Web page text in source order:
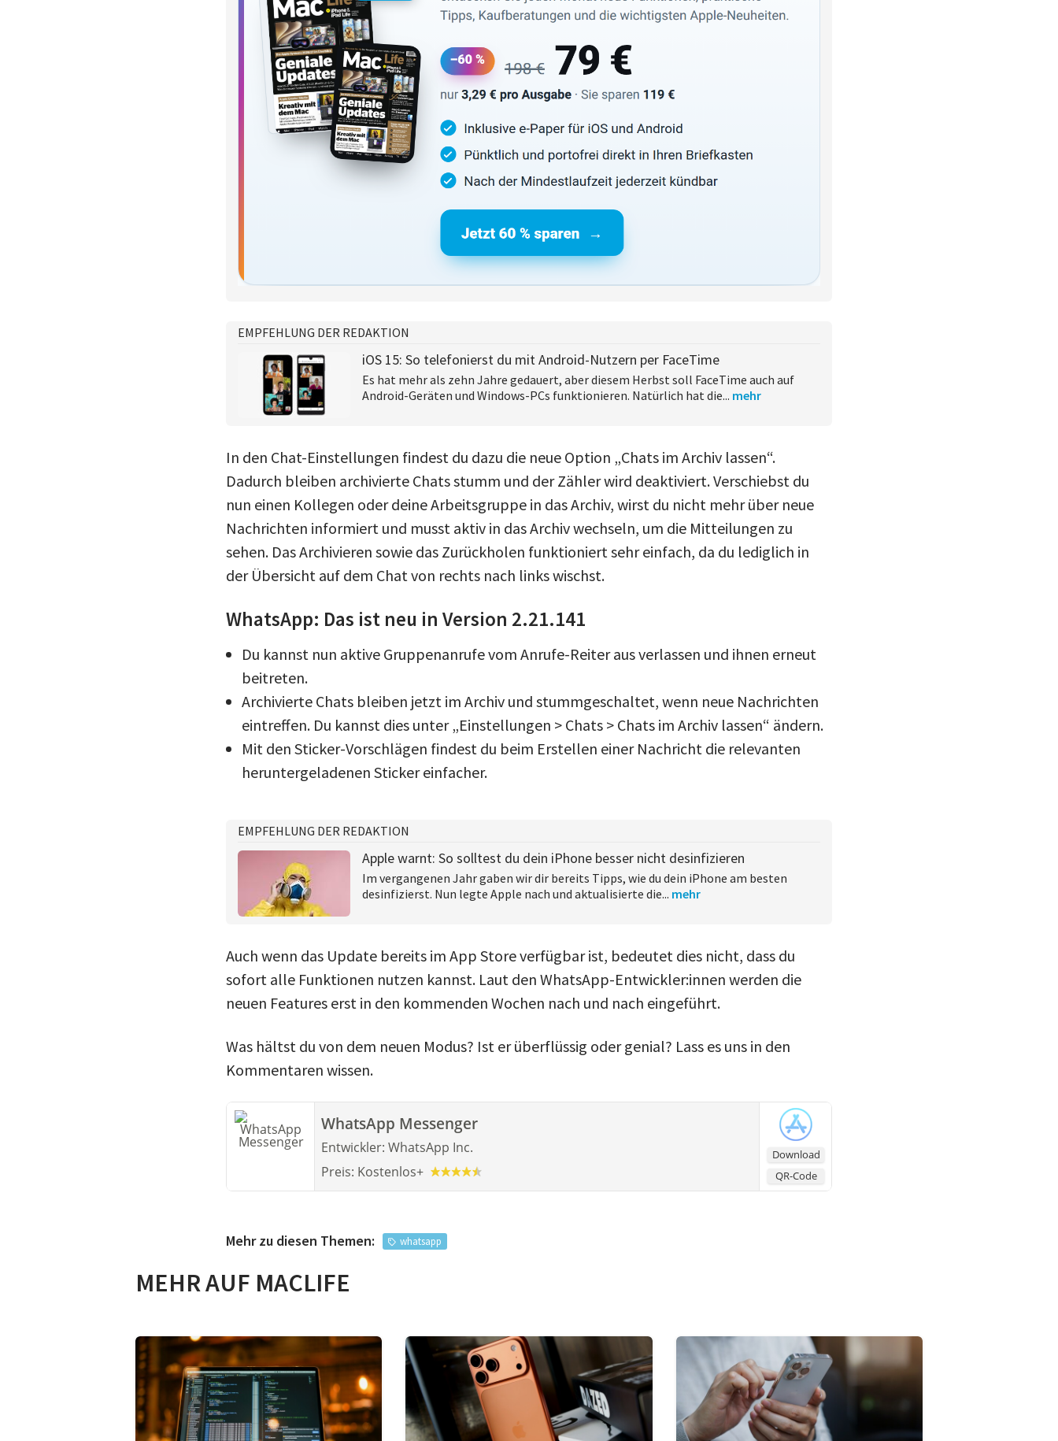
EMPFEHLUNG DER REDAKTION
iOS 15: So telefonierst du mit Android-Nutzern per FaceTime
Es hat mehr als zehn Jahre gedauert, aber diesem Herbst soll FaceTime auch auf
Android-Geräten und Windows-PCs funktionieren. Natürlich hat die... mehr
In den Chat-Einstellungen findest du dazu die neue Option „Chats im Archiv lassen“.
Dadurch bleiben archivierte Chats stumm und der Zähler wird deaktiviert. Verschiebst du
nun einen Kollegen oder deine Arbeitsgruppe in das Archiv, wirst du nicht mehr über neue
Nachrichten informiert und musst aktiv in das Archiv wechseln, um die Mitteilungen zu
sehen. Das Archivieren sowie das Zurückholen funktioniert sehr einfach, da du lediglich in
der Übersicht auf dem Chat von rechts nach links wischst.
WhatsApp: Das ist neu in Version 2.21.141
Du kannst nun aktive Gruppenanrufe vom Anrufe-Reiter aus verlassen und ihnen erneut
beitreten.
Archivierte Chats bleiben jetzt im Archiv und stummgeschaltet, wenn neue Nachrichten
eintreffen. Du kannst dies unter „Einstellungen > Chats > Chats im Archiv lassen“ ändern.
Mit den Sticker-Vorschlägen findest du beim Erstellen einer Nachricht die relevanten
heruntergeladenen Sticker einfacher.
EMPFEHLUNG DER REDAKTION
Apple warnt: So solltest du dein iPhone besser nicht desinfizieren
Im vergangenen Jahr gaben wir dir bereits Tipps, wie du dein iPhone am besten
desinfizierst. Nun legte Apple nach und aktualisierte die... mehr
Auch wenn das Update bereits im App Store verfügbar ist, bedeutet dies nicht, dass du
sofort alle Funktionen nutzen kannst. Laut den WhatsApp-Entwickler:innen werden die
neuen Features erst in den kommenden Wochen nach und nach eingeführt.
Was hältst du von dem neuen Modus? Ist er überflüssig oder genial? Lass es uns in den
Kommentaren wissen.
Download
QR-Code
WhatsApp Messenger
Entwickler: WhatsApp Inc.
Preis: Kostenlos+
Mehr zu diesen Themen: whatsapp
MEHR AUF MACLIFE